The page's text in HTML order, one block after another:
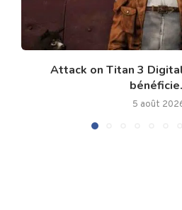
Attack on Titan 3
5 août